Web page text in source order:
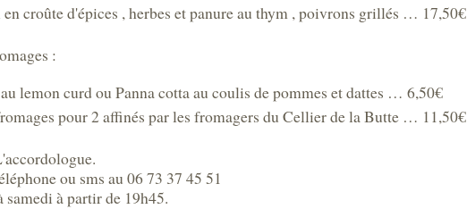
croûte d'épices , herbes et panure au thym , poivrons grillés … 17,50€
:
lemon curd ou Panna cotta au coulis de pommes et dattes … 6,50€
pour 2 affinés par les fromagers du Cellier de la Butte … 11,50€
ou sms au 06 73 37 45 51
samedi à partir de 19h45.